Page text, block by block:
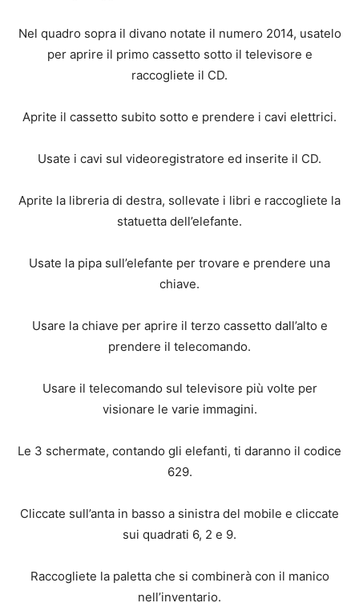
Nel quadro sopra il divano notate il numero 2014, usatelo
per aprire il primo cassetto sotto il televisore e
raccogliete il CD.
Aprite il cassetto subito sotto e prendere i cavi elettrici.
Usate i cavi sul videoregistratore ed inserite il CD.
Aprite la libreria di destra, sollevate i libri e raccogliete la
statuetta dell’elefante.
Usate la pipa sull’elefante per trovare e prendere una
chiave.
Usare la chiave per aprire il terzo cassetto dall’alto e
prendere il telecomando.
Usare il telecomando sul televisore più volte per
visionare le varie immagini.
Le 3 schermate, contando gli elefanti, ti daranno il codice
629.
Cliccate sull’anta in basso a sinistra del mobile e cliccate
sui quadrati 6, 2 e 9.
Raccogliete la paletta che si combinerà con il manico
nell’inventario.